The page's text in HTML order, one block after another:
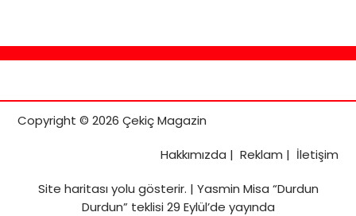
Copyright © 2026 Çekiç Magazin
Hakkımızda | Reklam | İletişim
Site haritasıyolu gösterir. | Yasmin Misa “Durdun
Durdun” teklisi 29 Eylül’de yayında